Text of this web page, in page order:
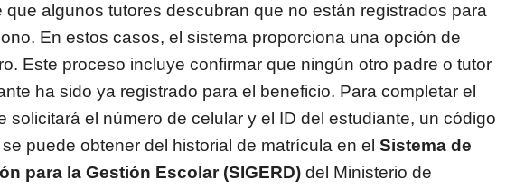
que algunos tutores descubran que no están registrados para
En estos casos, el sistema proporciona una opción de
Este proceso incluye confirmar que ningún otro padre o tutor
ha sido ya registrado para el beneficio. Para completar el
solicitará el número de celular y el ID del estudiante, un código
puede obtener del historial de matrícula en el Sistema de
para la Gestión Escolar (SIGERD) del Ministerio de